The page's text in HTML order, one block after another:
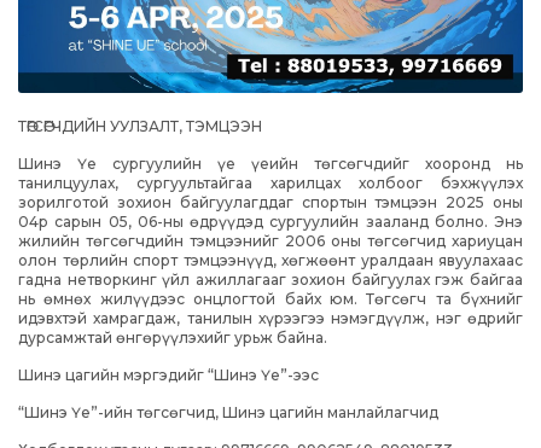
ТӨГСӨГЧДИЙН УУЛЗАЛТ, ТЭМЦЭЭН
Шинэ Үе сургуулийн үе үеийн төгсөгчдийг хооронд нь
танилцуулах, сургуультайгаа харилцах холбоог бэхжүүлэх
зорилготой зохион байгуулагддаг спортын тэмцээн 2025 оны
04р сарын 05, 06-ны өдрүүдэд сургуулийн зааланд болно. Энэ
жилийн төгсөгчдийн тэмцээнийг 2006 оны төгсөгчид хариуцан
олон төрлийн спорт тэмцээнүүд, хөгжөөнт уралдаан явуулахаас
гадна нетворкинг үйл ажиллагааг зохион байгуулах гэж байгаа
нь өмнөх жилүүдээс онцлогтой байх юм. Төгсөгч та бүхнийг
идэвхтэй хамрагдаж, танилын хүрээгээ нэмэгдүүлж, нэг өдрийг
дурсамжтай өнгөрүүлэхийг урьж байна.
Шинэ цагийн мэргэдийг “Шинэ Үе”-ээс
“Шинэ Үе”-ийн төгсөгчид, Шинэ цагийн манлайлагчид